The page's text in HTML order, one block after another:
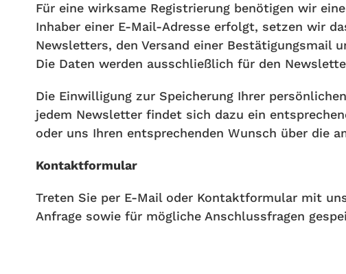
Für eine wirksame Registrierung benötigen wir
Inhaber einer E-Mail-Adresse erfolgt, setzen wir
Newsletters, den Versand einer Bestätigungsmail
Die Daten werden ausschließlich für den
Die Einwilligung zur Speicherung Ihrer
jedem Newsletter findet sich dazu ein
oder uns Ihren entsprechenden Wunsch über die
Kontaktformular
Treten Sie per E-Mail oder Kontaktformular mit
Anfrage sowie für mögliche Anschlussfragen